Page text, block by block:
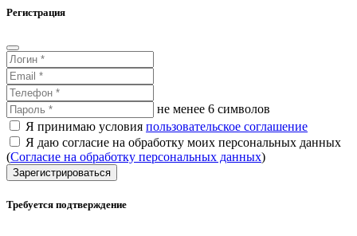
Регистрация
не менее 6 символов
Я принимаю условия пользовательское соглашение
Я даю согласие на обработку моих персональных данных
(Согласие на обработку персональных данных)
Зарегистрироваться
Требуется подтверждение